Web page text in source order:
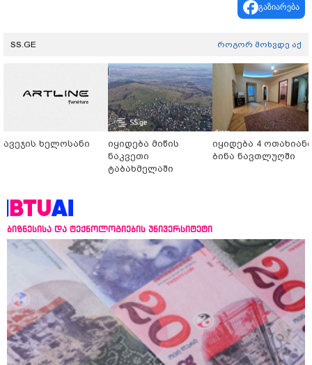
გაზიარება
SS.GE როგორ მოხვდე აქ
ავეჯის ხელოსანი
იყიდება მიწის
ნაკვეთი
ტაბახმელაში
იყიდება 4 ოთახიანი
ბინა ნავთლუღში
ბიზნესისა და ტექნოლოგიების უნივერსიტეტი